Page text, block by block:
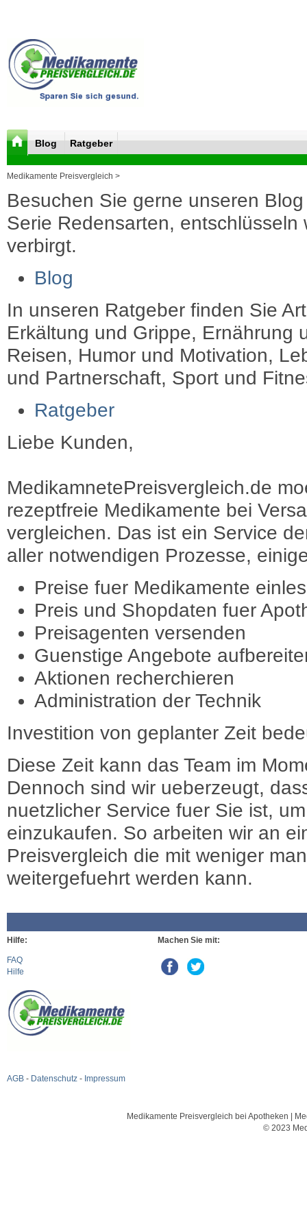
Blog Ratgeber
Medikamente Preisvergleich >
Besuchen Sie gerne unseren
Serie Redensarten, entschlüsseln
verbirgt.
Blog
In unseren Ratgeber finden Sie
Erkältung und Grippe, Ernährung
Reisen, Humor und Motivation,
und Partnerschaft, Sport und
Ratgeber
Liebe Kunden,
MedikamnetePreisvergleich.de
rezeptfreie Medikamente bei
vergleichen. Das ist ein Service
aller notwendigen Prozesse,
Preise fuer Medikamente
Preis und Shopdaten fuer
Preisagenten versenden
Guenstige Angebote
Aktionen recherchieren
Administration der Technik
Investition von geplanter Zeit
Diese Zeit kann das Team im
Dennoch sind wir ueberzeugt,
nuetzlicher Service fuer Sie ist,
einzukaufen. So arbeiten wir an
Preisvergleich die mit weniger
weitergefuehrt werden kann.
Hilfe:
FAQ
Hilfe
AGB - Datenschutz - Impressum
Machen Sie mit:
Medikamente Preisvergleich bei Apotheken |
© 2023